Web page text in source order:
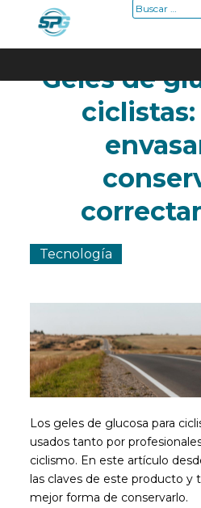
Buscar:
Geles de
Tecnología
Los geles de glucosa para
usados tanto por
ciclismo. En este artículo
las claves de este producto y
mejor forma de conservarlo.